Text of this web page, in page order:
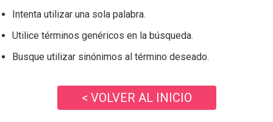
Intenta utilizar una sola palabra.
Utilice términos genéricos en la búsqueda.
Busque utilizar sinónimos al término deseado.
< VOLVER AL INICIO